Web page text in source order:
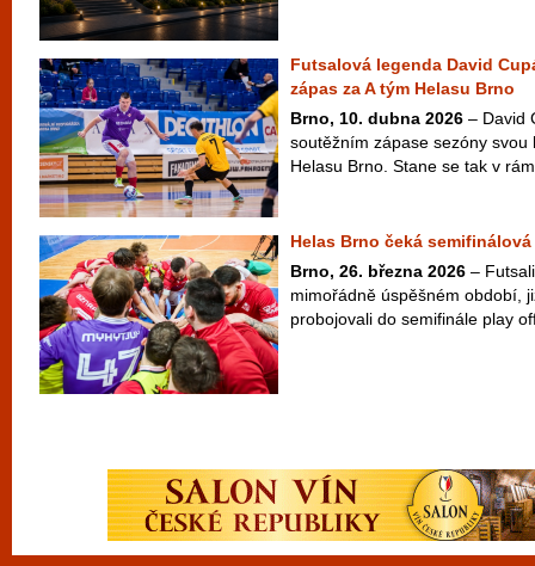
Futsalová legenda David
zápas za A tým Helasu Brno
Brno, 10. dubna 2026 – David
soutěžním zápase sezóny svou
Helasu Brno. Stane se tak v
Helas Brno čeká
Brno, 26. března 2026 –
mimořádně úspěšném období,
probojovali do semifinále play